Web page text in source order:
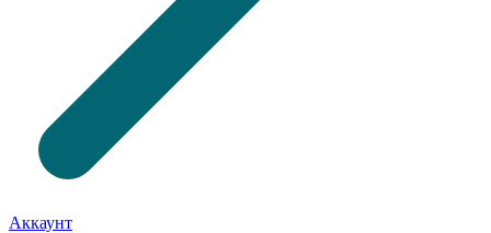
Аккаунт